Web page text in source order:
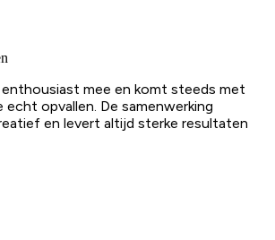
enthousiast mee en komt steeds met
echt opvallen. De samenwerking
en levert altijd sterke resultaten